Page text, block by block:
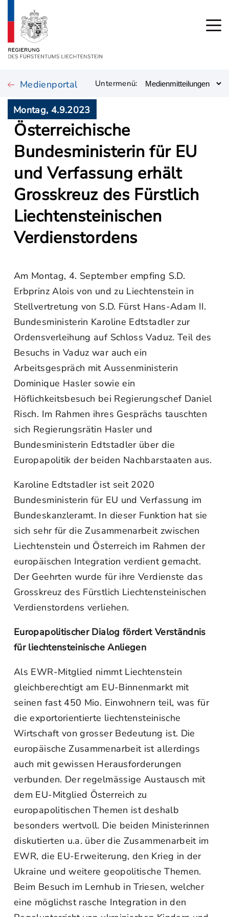
Medienportal Untermenü:
Montag, 4.9.2023
Österreichische
Bundesministerin für EU
und Verfassung erhält
Grosskreuz des Fürstlich
Liechtensteinischen
Verdienstordens
Am Montag, 4. September empfing S.D.
Erbprinz Alois von und zu Liechtenstein in
Stellvertretung von S.D. Fürst Hans-Adam II.
Bundesministerin Karoline Edtstadler zur
Ordensverleihung auf Schloss Vaduz. Teil des
Besuchs in Vaduz war auch ein
Arbeitsgespräch mit Aussenministerin
Dominique Hasler sowie ein
Höflichkeitsbesuch bei Regierungschef Daniel
Risch. Im Rahmen ihres Gesprächs tauschten
sich Regierungsrätin Hasler und
Bundesministerin Edtstadler über die
Europapolitik der beiden Nachbarstaaten aus.
Karoline Edtstadler ist seit 2020
Bundesministerin für EU und Verfassung im
Bundeskanzleramt. In dieser Funktion hat sie
sich sehr für die Zusammenarbeit zwischen
Liechtenstein und Österreich im Rahmen der
europäischen Integration verdient gemacht.
Der Geehrten wurde für ihre Verdienste das
Grosskreuz des Fürstlich Liechtensteinischen
Verdienstordens verliehen.
Europapolitischer Dialog fördert Verständnis
für liechtensteinische Anliegen
Als EWR-Mitglied nimmt Liechtenstein
gleichberechtigt am EU-Binnenmarkt mit
seinen fast 450 Mio. Einwohnern teil, was für
die exportorientierte liechtensteinische
Wirtschaft von grosser Bedeutung ist. Die
europäische Zusammenarbeit ist allerdings
auch mit gewissen Herausforderungen
verbunden. Der regelmässige Austausch mit
dem EU-Mitglied Österreich zu
europapolitischen Themen ist deshalb
besonders wertvoll. Die beiden Ministerinnen
diskutierten u.a. über die Zusammenarbeit im
EWR, die EU-Erweiterung, den Krieg in der
Ukraine und weitere geopolitische Themen.
Beim Besuch im Lernhub in Triesen, welcher
eine möglichst rasche Integration in den